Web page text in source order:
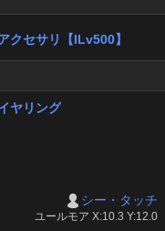
クセサリ【ILv500】
ヤリング
シー・タッチ
ユールモア X:10.3 Y:12.0